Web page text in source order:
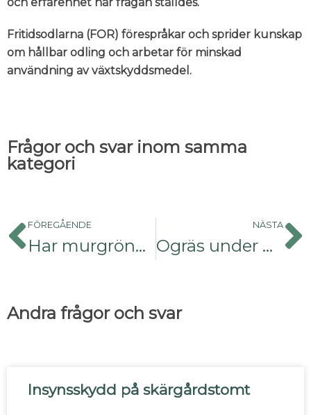
Fritidsodlarna (FOR) förespråkar och sprider kunskap
om hållbar odling och arbetar för minskad
användning av växtskyddsmedel.
Frågor och svar inom samma
kategori
FÖREGÅENDE
Har murgrönan två bladtyper?
NÄSTA
Ogräs under nysatt thujahäck
Andra frågor och svar
Insynsskydd på skärgårdstomt